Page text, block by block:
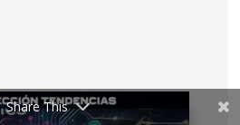
Share This